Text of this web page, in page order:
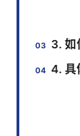
3. 如
4. 具